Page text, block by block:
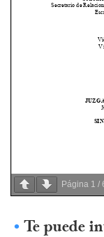
Página 1 /
Te puede